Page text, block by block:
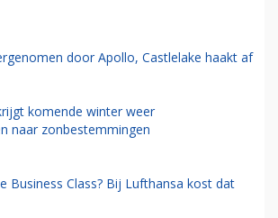
door Apollo, Castlelake haakt af
komende winter weer
naar zonbestemmingen
Business Class? Bij Lufthansa kost dat